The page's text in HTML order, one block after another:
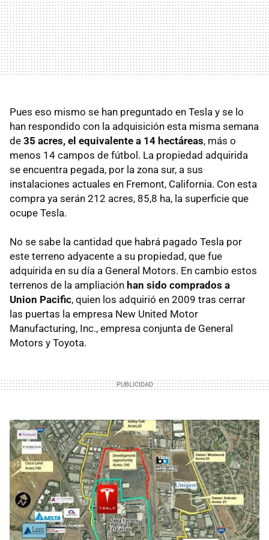
Pues eso mismo se han preguntado en Tesla y se lo
han respondido con la adquisición esta misma semana
de 35 acres, el equivalente a 14 hectáreas, más o
menos 14 campos de fútbol. La propiedad adquirida
se encuentra pegada, por la zona sur, a sus
instalaciones actuales en Fremont, California. Con esta
compra ya serán 212 acres, 85,8 ha, la superficie que
ocupe Tesla.
No se sabe la cantidad que habrá pagado Tesla por
este terreno adyacente a su propiedad, que fue
adquirida en su día a General Motors. En cambio estos
terrenos de la ampliación han sido comprados a
Union Pacific, quien los adquirió en 2009 tras cerrar
las puertas la empresa New United Motor
Manufacturing, Inc., empresa conjunta de General
Motors y Toyota.